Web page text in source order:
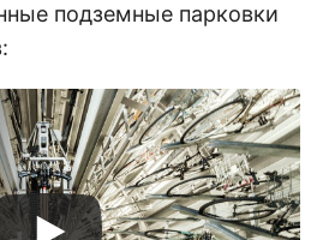
подземные парковки